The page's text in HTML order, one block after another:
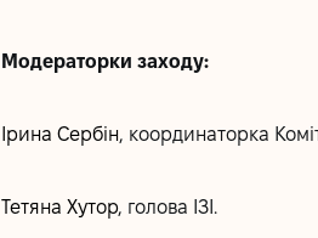
Модераторки заходу:
Ірина Сербін, координаторка
Тетяна Хутор, голова ІЗІ.